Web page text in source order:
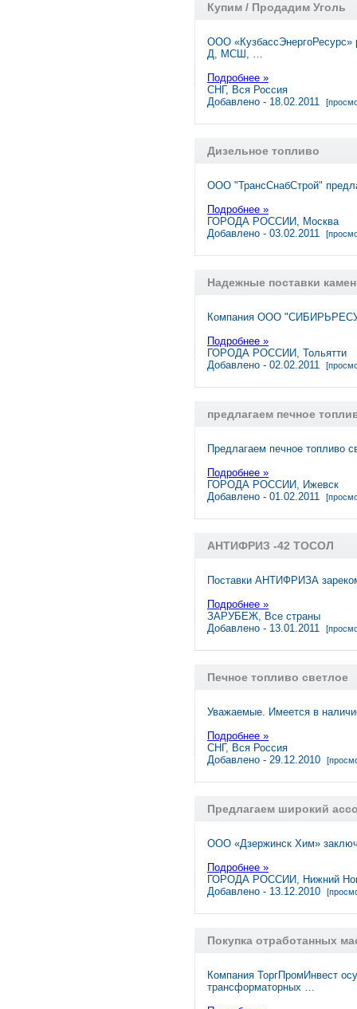
Купим / Продадим Уголь
ООО «КузбассЭнергоРесурс»
Д, МСШ, …
Подробнее »
СНГ, Вся Россия
Добавлено - 18.02.2011
Дизельное топливо
ООО "ТрансСнабСтрой"
Подробнее »
ГОРОДА РОССИИ, Москва
Добавлено - 03.02.2011
Надежные поставки
Компания OOO
Подробнее »
ГОРОДА РОССИИ, Тольятти
Добавлено - 02.02.2011
предлагаем печное
Предлагаем печное топливо
Подробнее »
ГОРОДА РОССИИ, Ижевск
Добавлено - 01.02.2011
АНТИФРИЗ -42 ТОСОЛ
Поставки АНТИФРИЗА
Подробнее »
ЗАРУБЕЖ, Все страны
Добавлено - 13.01.2011
Печное топливо светлое
Уважаемые. Имеется в
Подробнее »
СНГ, Вся Россия
Добавлено - 29.12.2010
Предлагаем широкий
ООО «Дзержинск Хим»
Подробнее »
ГОРОДА РОССИИ, Нижний
Добавлено - 13.12.2010
Покупка отработанных
Компания ТоргПромИнвест
трансформаторных …